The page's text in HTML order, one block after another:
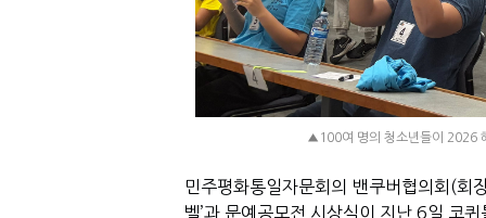
▲100여 명의 청소년들이 2026
민주평화통일자문회의 밴쿠버협의회(회
벨’과 문예공모전 시상식이 지난 6일 코